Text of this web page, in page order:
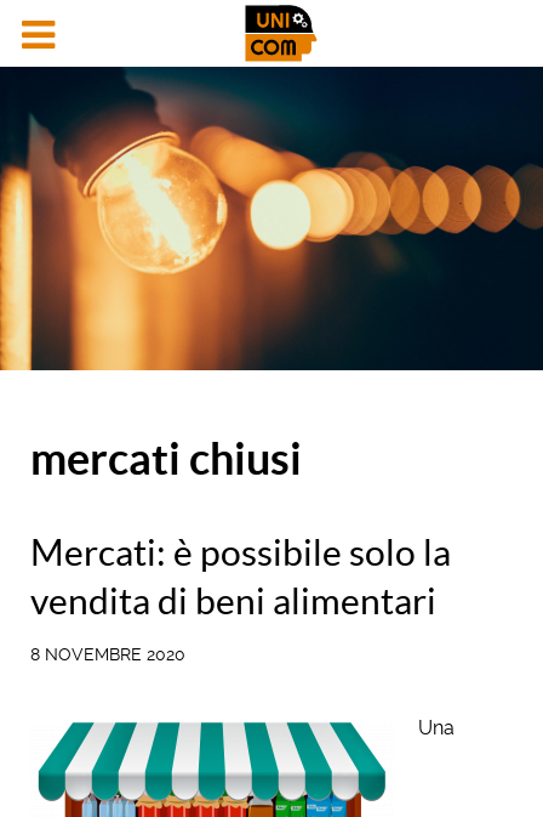
mercati chiusi
Mercati: è possibile solo la
vendita di beni alimentari
8 NOVEMBRE 2020
Una